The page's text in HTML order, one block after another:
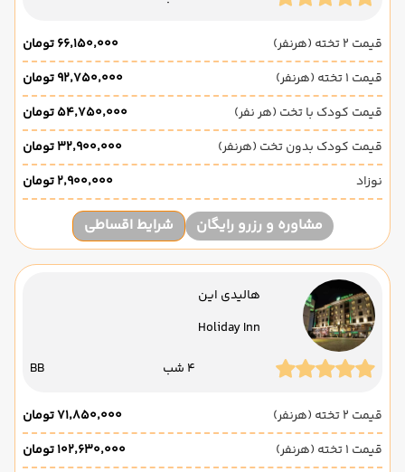
قیمت 2 تخته (هرنفر)
۶۶٬۱۵۰٬۰۰۰ تومان
قیمت 1 تخته (هرنفر)
۹۲٬۷۵۰٬۰۰۰ تومان
قیمت کودک با تخت (هر نفر)
۵۴٬۷۵۰٬۰۰۰ تومان
قیمت کودک بدون تخت (هرنفر)
۳۲٬۹۰۰٬۰۰۰ تومان
نوزاد
۲٬۹۰۰٬۰۰۰ تومان
مشاوره و رزرو رایگان شرایط اقساطی
هالیدی این
Holiday Inn
4 شب BB
قیمت 2 تخته (هرنفر)
۷۱٬۸۵۰٬۰۰۰ تومان
قیمت 1 تخته (هرنفر)
۱۰۲٬۶۳۰٬۰۰۰ تومان